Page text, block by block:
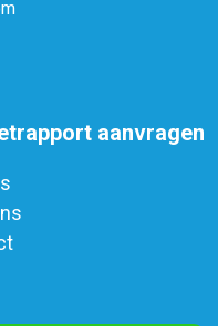
aanvragen